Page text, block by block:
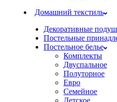
Домашний текстиль
Декоративные
Постельные
Постельное белье
Комплекты
Двуспальное
Полуторное
Евро
Семейное
Детское